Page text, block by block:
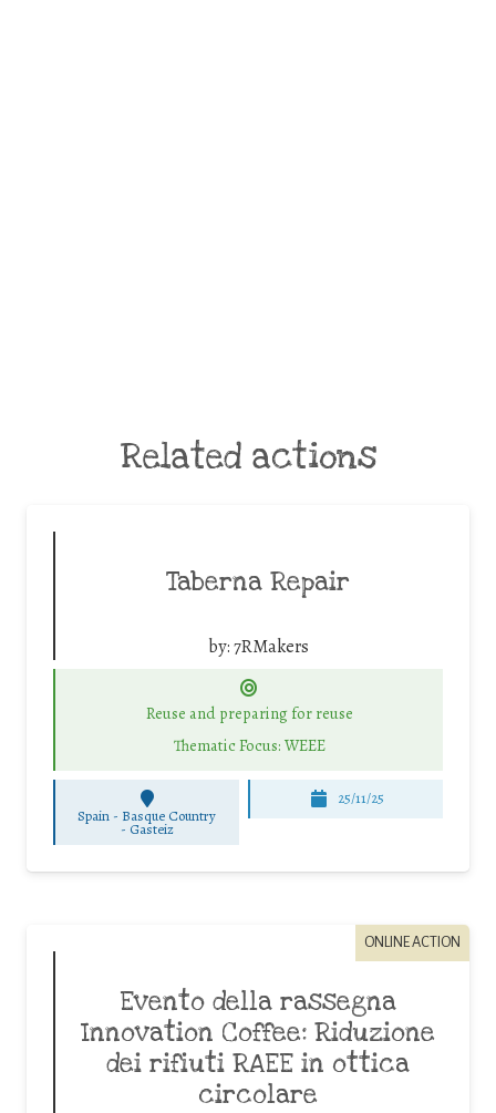
Related actions
Taberna Repair
by:7RMakers
Reuse and preparing for reuse
Thematic Focus: WEEE
Spain - Basque Country
- Gasteiz
25/11/25
ONLINE ACTION
Evento della rassegna
Innovation Coffee: Riduzione
dei rifiuti RAEE in ottica
circolare